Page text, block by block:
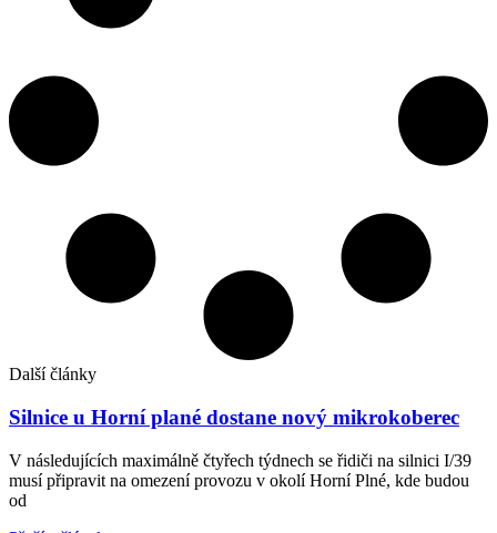
Další články
Silnice u Horní plané dostane nový mikrokoberec
V následujících maximálně čtyřech týdnech se řidiči na silnici I/39
musí připravit na omezení provozu v okolí Horní Plné, kde budou
od